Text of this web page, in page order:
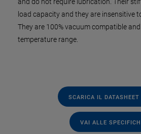
load capacity and they are insensitive
They are 100% vacuum compatible
temperature range.
SCARICA IL DATASHEET
VAI ALLE